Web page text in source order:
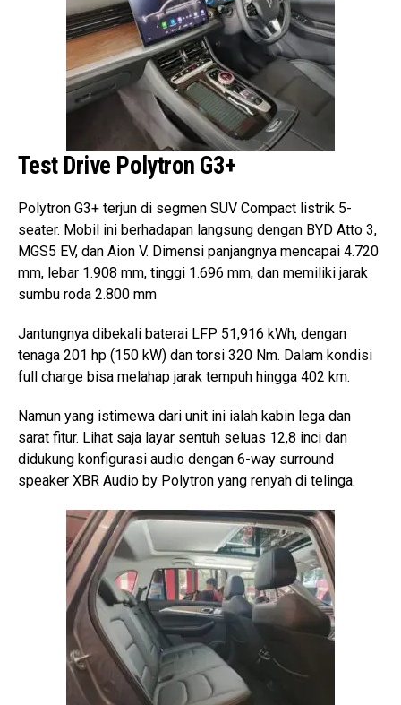
Test Drive Polytron G3+
Polytron G3+ terjun di segmen SUV Compact listrik 5-
seater. Mobil ini berhadapan langsung dengan BYD Atto 3,
MGS5 EV, dan Aion V. Dimensi panjangnya mencapai 4.720
mm, lebar 1.908 mm, tinggi 1.696 mm, dan memiliki jarak
sumbu roda 2.800 mm
Jantungnya dibekali baterai LFP 51,916 kWh, dengan
tenaga 201 hp (150 kW) dan torsi 320 Nm. Dalam kondisi
full charge bisa melahap jarak tempuh hingga 402 km.
Namun yang istimewa dari unit ini ialah kabin lega dan
sarat fitur. Lihat saja layar sentuh seluas 12,8 inci dan
didukung konfigurasi audio dengan 6-way surround
speaker XBR Audio by Polytron yang renyah di telinga.